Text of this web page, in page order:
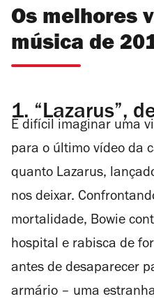
Os melhores
música de
1.“Lazarus”,
É difícil imaginar uma
para o último vídeo da
quanto Lazarus,
nos deixar.
mortalidade, Bowie
hospital e rabisca de
antes de desaparecer
armário – uma